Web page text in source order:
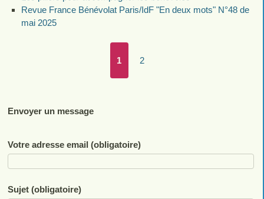
Revue France Bénévolat Paris/IdF "En deux mots" N°48 de
mai 2025
1 2
Envoyer un message
Votre adresse email (obligatoire)
Sujet (obligatoire)